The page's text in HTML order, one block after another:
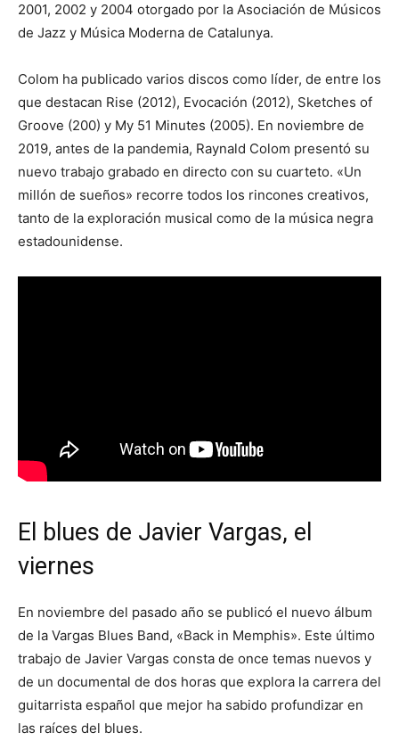
2001, 2002 y 2004 otorgado por la Asociación de Músicos
de Jazz y Música Moderna de Catalunya.
Colom ha publicado varios discos como líder, de entre los
que destacan Rise (2012), Evocación (2012), Sketches of
Groove (200) y My 51 Minutes (2005). En noviembre de
2019, antes de la pandemia, Raynald Colom presentó su
nuevo trabajo grabado en directo con su cuarteto. «Un
millón de sueños» recorre todos los rincones creativos,
tanto de la exploración musical como de la música negra
estadounidense.
El blues de Javier Vargas, el
viernes
En noviembre del pasado año se publicó el nuevo álbum
de la Vargas Blues Band, «Back in Memphis». Este último
trabajo de Javier Vargas consta de once temas nuevos y
de un documental de dos horas que explora la carrera del
guitarrista español que mejor ha sabido profundizar en
las raíces del blues.